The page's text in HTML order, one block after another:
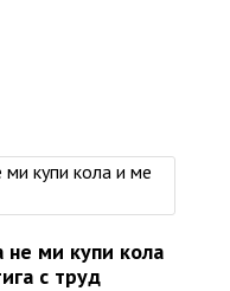
ми купи кола
с труд